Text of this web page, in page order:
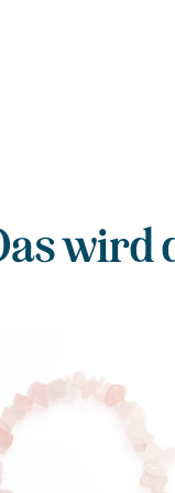
wird